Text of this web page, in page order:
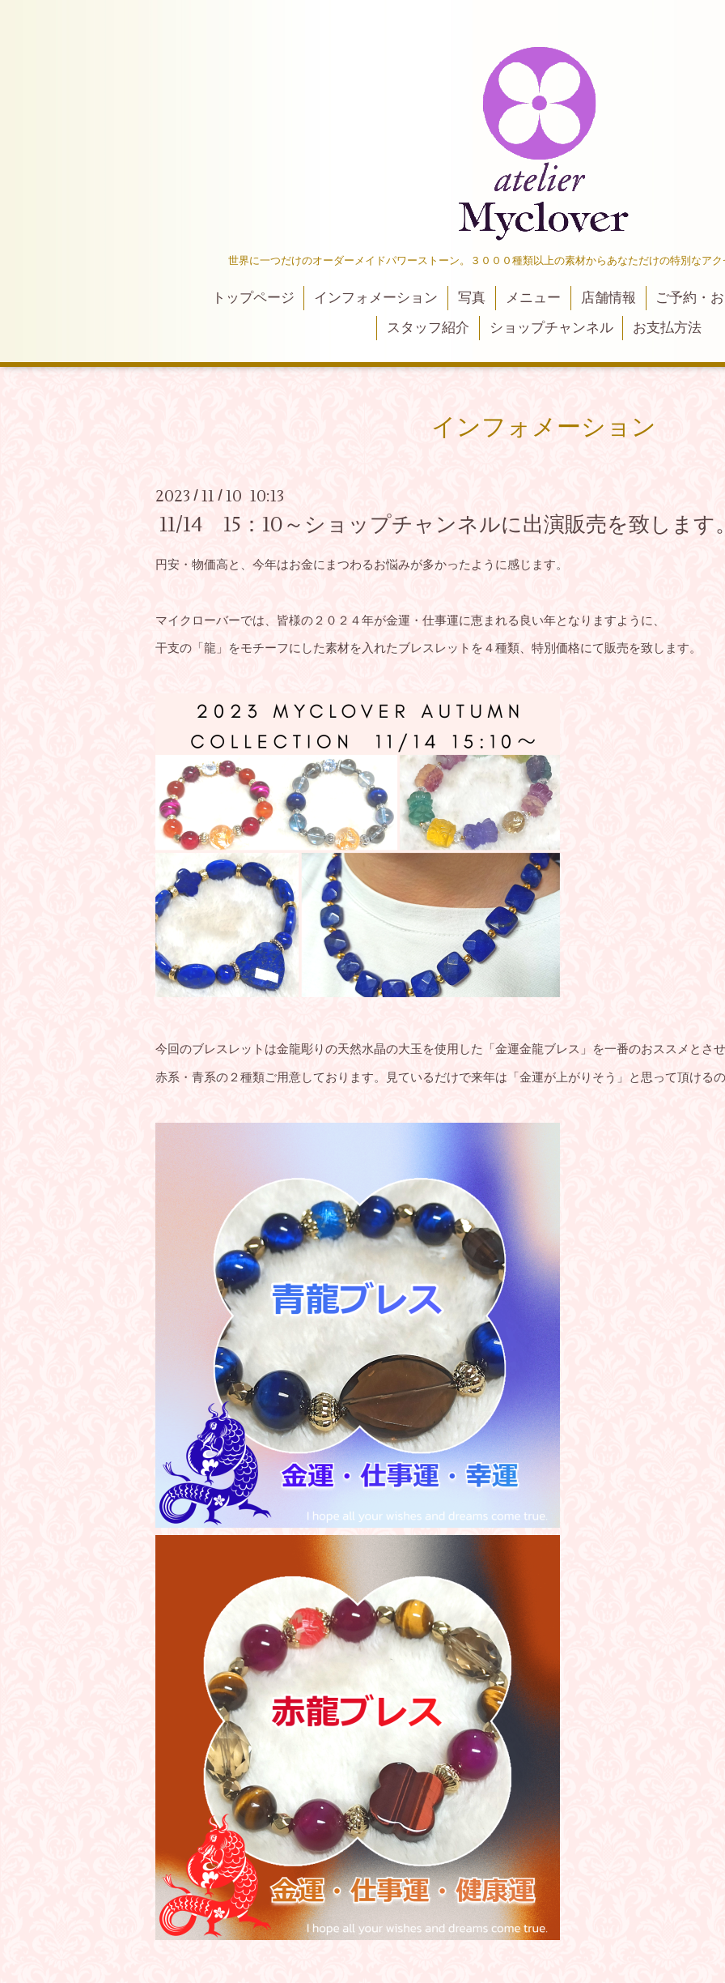
世界に一つだけのオーダーメイドパワーストーン。３０００種類以上の素材からあなただけの特別なア
トップページ インフォメーション 写真 メニュー 店舗情報
ご予約・
スタッフ紹介
ショップチャンネル お支払方法
インフォメーション
2023 / 11 / 10 10:13
11/14 15：10～ショップチャンネルに出演販売を致します
円安・物価高と、今年はお金にまつわるお悩みが多かったように感じます。
マイクローバーでは、皆様の２０２４年が金運・仕事運に恵まれる良い年となりますように、
干支の「龍」をモチーフにした素材を入れたブレスレットを４種類、特別価格にて販売を致します。
今回のブレスレットは金龍彫りの天然水晶の大玉を使用した「金運金龍ブレス」を一番のおススメとさ
赤系・青系の２種類ご用意しております。見ているだけで来年は「金運が上がりそう」と思って頂ける